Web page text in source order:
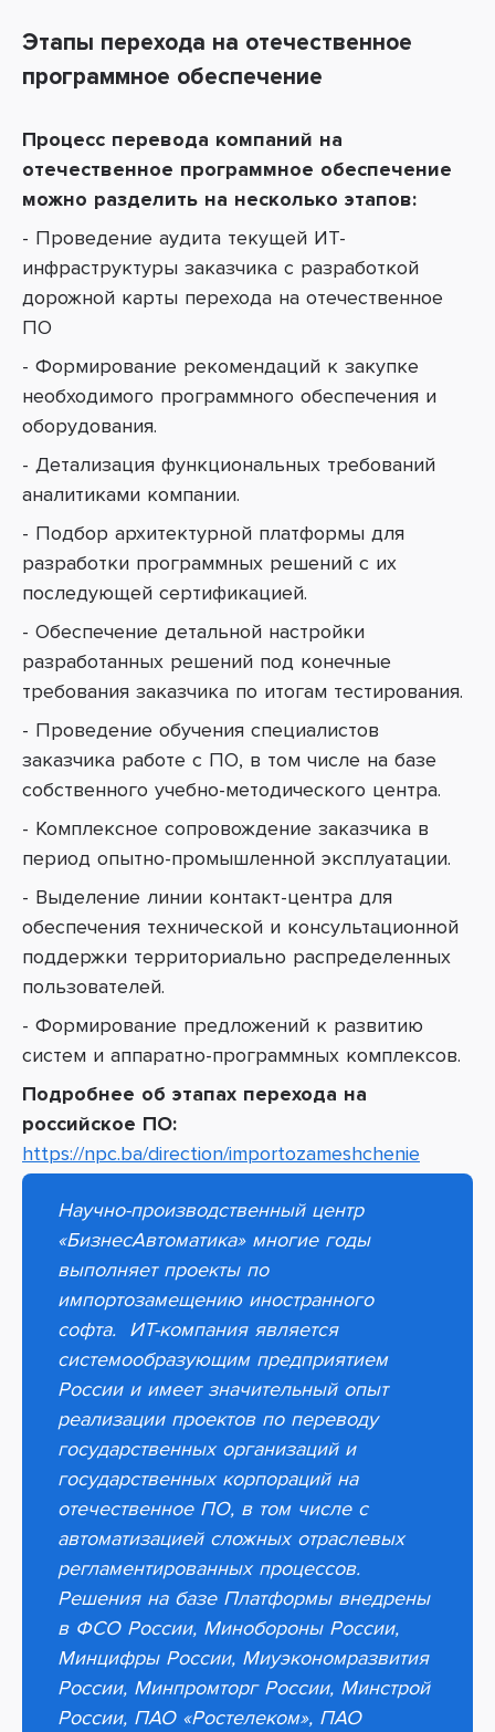
Этапы перехода на отечественное
программное обеспечение
Процесс перевода компаний на
отечественное программное обеспечение
можно разделить на несколько этапов:
- Проведение аудита текущей ИТ-
инфраструктуры заказчика с разработкой
дорожной карты перехода на отечественное
ПО
- Формирование рекомендаций к закупке
необходимого программного обеспечения и
оборудования.
- Детализация функциональных требований
аналитиками компании.
- Подбор архитектурной платформы для
разработки программных решений с их
последующей сертификацией.
- Обеспечение детальной настройки
разработанных решений под конечные
требования заказчика по итогам тестирования.
- Проведение обучения специалистов
заказчика работе с ПО, в том числе на базе
собственного учебно-методического центра.
- Комплексное сопровождение заказчика в
период опытно-промышленной эксплуатации.
- Выделение линии контакт-центра для
обеспечения технической и консультационной
поддержки территориально распределенных
пользователей.
- Формирование предложений к развитию
систем и аппаратно-программных комплексов.
Подробнее об этапах перехода на
российское ПО:
https://npc.ba/direction/importozameshchenie
Научно-производственный центр
«БизнесАвтоматика» многие годы
выполняет проекты по
импортозамещению иностранного
софта. ИТ-компания является
системообразующим предприятием
России и имеет значительный опыт
реализации проектов по переводу
государственных организаций и
государственных корпораций на
отечественное ПО, в том числе с
автоматизацией сложных отраслевых
регламентированных процессов.
Решения на базе Платформы внедрены
в ФСО России, Минобороны России,
Минцифры России, Миyэкономразвития
России, Минпромторг России, Минстрой
России, ПАО «Ростелеком», ПАО